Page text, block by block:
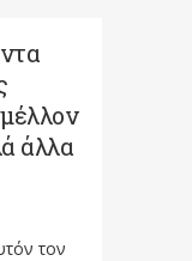
άλλα
τον